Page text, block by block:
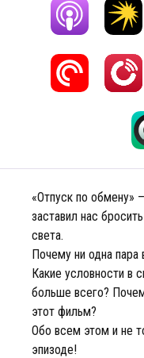
«Отпуск по обмену»
заставил нас
света.
Почему ни одна
Какие условности в
больше всего?
этот фильм?
Обо всем этом и не
эпизоде!